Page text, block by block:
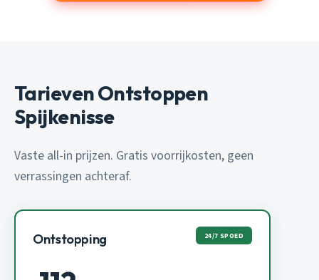
Tarieven Ontstoppen
Spijkenisse
Vaste all-in prijzen. Gratis voorrijkosten, geen
verrassingen achteraf.
Ontstopping 24/7 SPOED